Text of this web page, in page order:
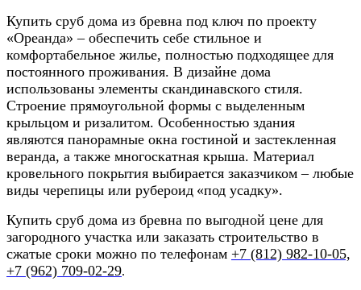
Купить сруб дома из бревна под ключ по проекту
«Ореанда» – обеспечить себе стильное и
комфортабельное жилье, полностью подходящее для
постоянного проживания. В дизайне дома
использованы элементы скандинавского стиля.
Строение прямоугольной формы с выделенным
крыльцом и ризалитом. Особенностью здания
являются панорамные окна гостиной и застекленная
веранда, а также многоскатная крыша. Материал
кровельного покрытия выбирается заказчиком – любые
виды черепицы или рубероид «под усадку».
Купить сруб дома из бревна по выгодной цене для
загородного участка или заказать строительство в
сжатые сроки можно по телефонам +7 (812) 982-10-05,
+7 (962) 709-02-29.